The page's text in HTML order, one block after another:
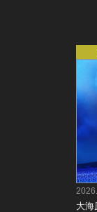
大海